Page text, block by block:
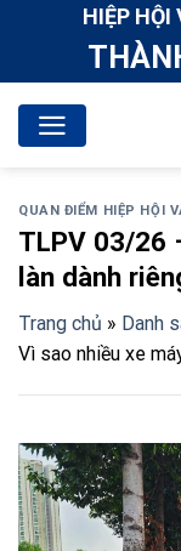
HIỆP
QUAN ĐIỂM HIỆP HỘI
TLPV 03/26
làn dành
Trang chủ » Danh
Vì sao nhiều xe